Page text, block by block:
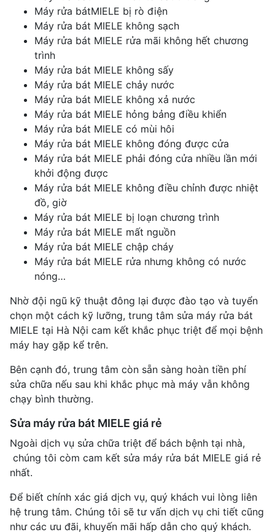
Máy rửa bátMIELE bị rò điện
Máy rửa bát MIELE không sạch
Máy rửa bát MIELE rửa mãi không hết chương
trình
Máy rửa bát MIELE không sấy
Máy rửa bát MIELE chảy nước
Máy rửa bát MIELE không xả nước
Máy rửa bát MIELE hỏng bảng điều khiển
Máy rửa bát MIELE có mùi hôi
Máy rửa bát MIELE không đóng được cửa
Máy rửa bát MIELE phải đóng cửa nhiều lần mới
khởi động được
Máy rửa bát MIELE không điều chỉnh được nhiệt
đồ, giờ
Máy rửa bát MIELE bị loạn chương trình
Máy rửa bát MIELE mất nguồn
Máy rửa bát MIELE chập cháy
Máy rửa bát MIELE rửa nhưng không có nước
nóng…
Nhờ đội ngũ kỹ thuật đông lại được đào tạo và tuyển
chọn một cách kỹ lưỡng, trung tâm sửa máy rửa bát
MIELE tại Hà Nội cam kết khắc phục triệt để mọi bệnh
máy hay gặp kể trên.
Bên cạnh đó, trung tâm còn sẵn sàng hoàn tiền phí
sửa chữa nếu sau khi khắc phục mà máy vẫn không
chạy bình thường.
Sửa máy rửa bát MIELE giá rẻ
Ngoài dịch vụ sửa chữa triệt để bách bệnh tại nhà,
chúng tôi còm cam kết sửa máy rửa bát MIELE giá rẻ
nhất.
Để biết chính xác giá dịch vụ, quý khách vui lòng liên
hệ trung tâm. Chúng tôi sẽ tư vấn dịch vụ chi tiết cũng
như các ưu đãi, khuyến mãi hấp dẫn cho quý khách.